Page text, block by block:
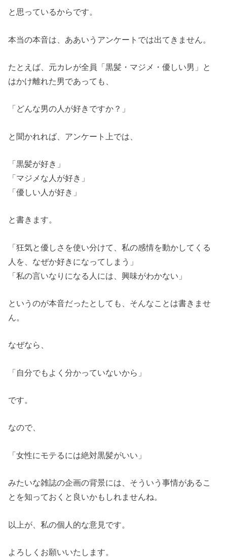
と思っているからです。
本当の本音は、ああいうアンケートでは出てきません。
たとえば、元カレが全員「黒髪・マジメ・優しい男」と
はかけ離れた男であっても、
「どんな男の人が好きですか？」
と聞かれれば、アンケート上では、
「黒髪が好き」
「マジメな人が好き」
「優しい人が好き」
と書きます。
「狂気と優しさを使い分けて、私の感情を動かしてくる
人を、なぜか好きになってしまう」
「私の言いなりになる人には、興味がわかない」
というのが本音だったとしても、そんなことは書きませ
ん。
なぜなら、
「自分でもよく分かっていないから」
です。
なので、
「女性にモテるには絶対黒髪がいい」
みたいな雑誌の企画の背景には、そういう事情があるこ
とを知っておくと良いかもしれませんね。
以上が、私の個人的な意見です。
よろしくお願いいたします。